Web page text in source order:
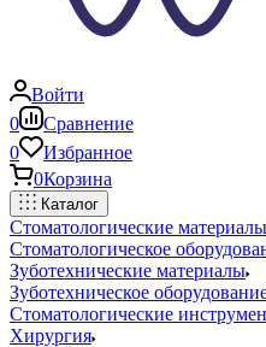
Войти
0
Сравнение
0
Избранное
0Корзина
Каталог
Стоматологические материалы
Стоматологическое
Зуботехнические материалы
Зуботехническое
Стоматологические
Хирургия